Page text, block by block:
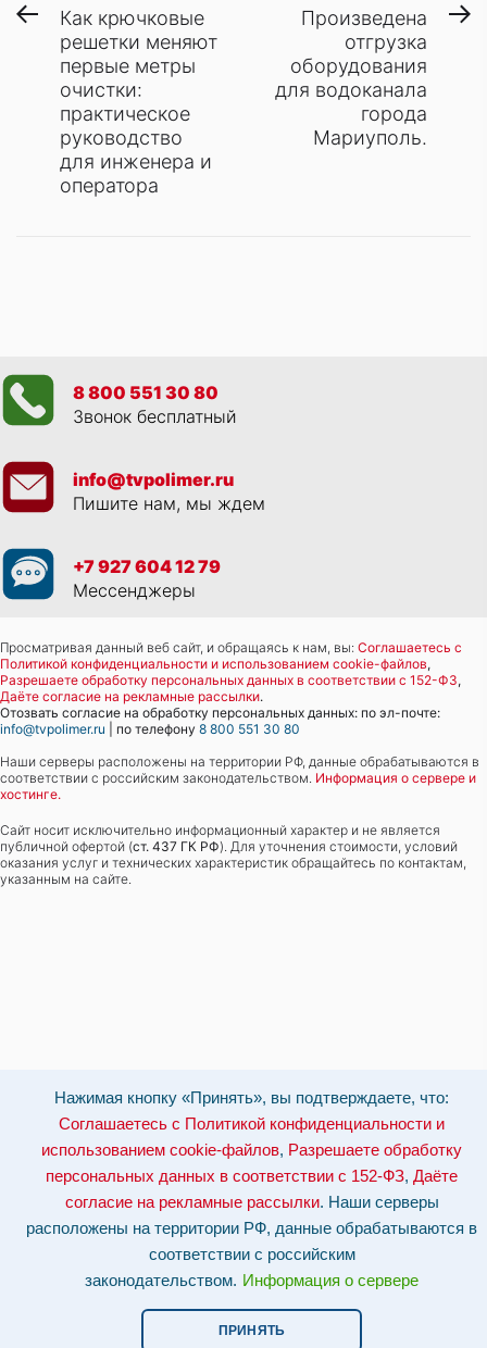
Нажимая кнопку «Принять», вы подтверждаете, что:
Соглашаетесь с Политикой конфиденциальности и
использованием cookie-файлов, Разрешаете обработку
персональных данных в соответствии с 152-ФЗ, Даёте
согласие на рекламные рассылки. Наши серверы
расположены на территории РФ, данные обрабатываются в
соответствии с российским
законодательством. Информация о сервере
ПРИНЯТЬ
Навигация
записям
Предыдущая
запись:
Как крючковые
решетки меняют
первые метры
очистки:
практическое
руководство
для инженера и
оператора
Произведена
отгрузка
оборудования
для водоканала
города
Мариуполь.
8 800 551 30 80
Звонок бесплатный
info@tvpolimer.ru
Пишите нам, мы ждем
+7 927 604 12 79
Мессенджеры
Просматривая данный веб сайт, и обращаясь к нам, вы: Соглашаетесь с
Политикой конфиденциальности и использованием cookie-файлов,
Разрешаете обработку персональных данных в соответствии с 152-ФЗ,
Даёте согласие на рекламные рассылки.
Отозвать согласие на обработку персональных данных: по эл-почте:
info@tvpolimer.ru | по телефону 8 800 551 30 80
Наши серверы расположены на территории РФ, данные обрабатываются в
соответствии с российским законодательством. Информация о сервере и
хостинге.
Сайт носит исключительно информационный характер и не является
публичной офертой (ст. 437 ГК РФ). Для уточнения стоимости, условий
оказания услуг и технических характеристик обращайтесь по контактам,
указанным на сайте.